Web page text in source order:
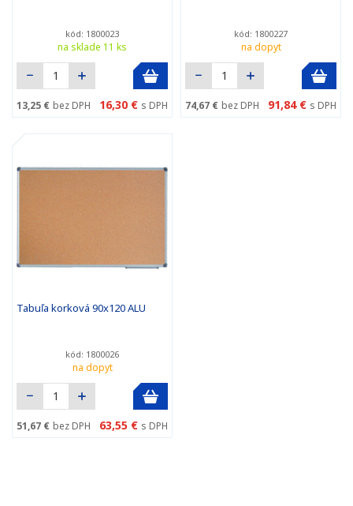
kód: 1800023
na sklade 11 ks
13,25 € bez DPH 16,30 € s DPH
kód: 1800227
na dopyt
74,67 € bez DPH 91,84 € s DPH
Tabuľa korková 90x120 ALU
kód: 1800026
na dopyt
51,67 € bez DPH 63,55 € s DPH